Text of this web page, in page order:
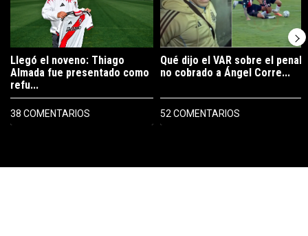
Llegó el noveno: Thiago
Almada fue presentado como
refu...
38 COMENTARIOS
Qué dijo el VAR sobre el penal
no cobrado a Ángel Corre...
52 COMENTARIOS